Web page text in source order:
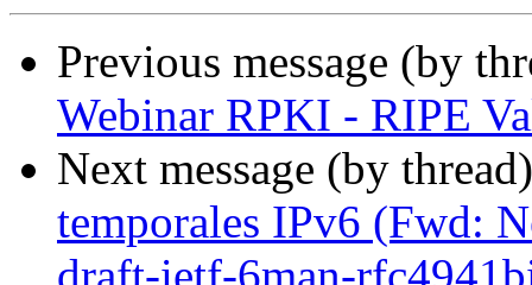
Previous message (by
Webinar RPKI - RIPE
Next message (by
temporales IPv6 (Fwd: